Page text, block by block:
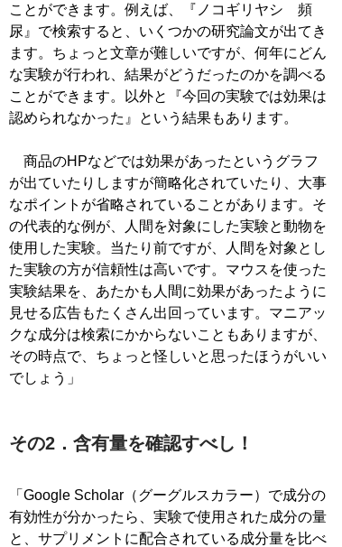
ことができます。例えば、『ノコギリヤシ 頻
尿』で検索すると、いくつかの研究論文が出てき
ます。ちょっと文章が難しいですが、何年にどん
な実験が行われ、結果がどうだったのかを調べる
ことができます。以外と『今回の実験では効果は
認められなかった』という結果もあります。
商品のHPなどでは効果があったというグラフ
が出ていたりしますが簡略化されていたり、大事
なポイントが省略されていることがあります。そ
の代表的な例が、人間を対象にした実験と動物を
使用した実験。当たり前ですが、人間を対象とし
た実験の方が信頼性は高いです。マウスを使った
実験結果を、あたかも人間に効果があったように
見せる広告もたくさん出回っています。マニアッ
クな成分は検索にかからないこともありますが、
その時点で、ちょっと怪しいと思ったほうがいい
でしょう」
その2．含有量を確認すべし！
「Google Scholar（グーグルスカラー）で成分の
有効性が分かったら、実験で使用された成分の量
と、サプリメントに配合されている成分量を比べ